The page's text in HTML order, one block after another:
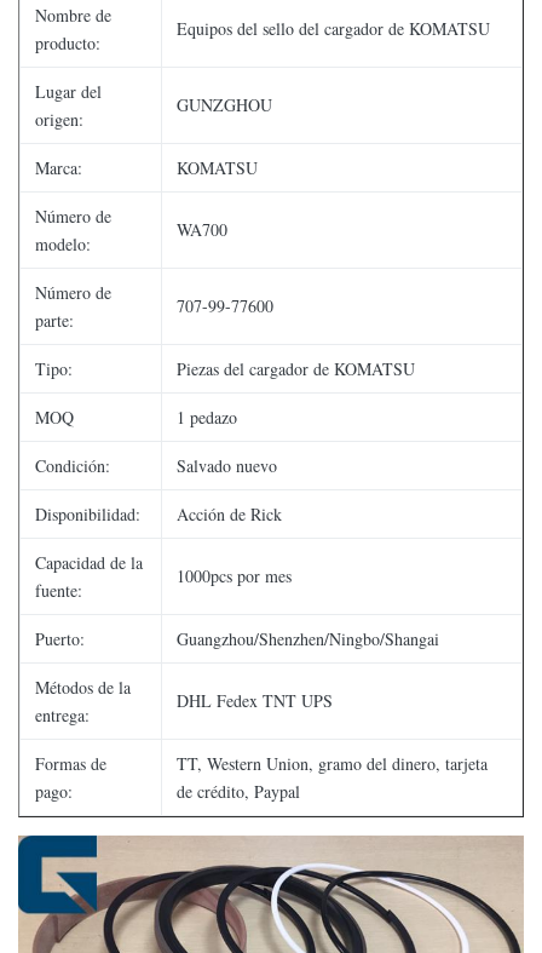
Nombre de
producto:
Equipos del sello del cargador de KOMATSU
Lugar del
origen:
GUNZGHOU
Marca: KOMATSU
Número de
modelo:
WA700
Número de
parte:
707-99-77600
Tipo: Piezas del cargador de KOMATSU
MOQ 1 pedazo
Condición: Salvado nuevo
Disponibilidad: Acción de Rick
Capacidad de la
fuente:
1000pcs por mes
Puerto: Guangzhou/Shenzhen/Ningbo/Shangai
Métodos de la
entrega:
DHL Fedex TNT UPS
Formas de
pago:
TT, Western Union, gramo del dinero, tarjeta
de crédito, Paypal